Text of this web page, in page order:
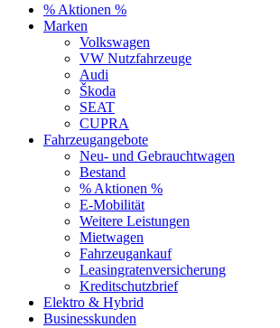
% Aktionen %
Marken
Volkswagen
VW Nutzfahrzeuge
Audi
Škoda
SEAT
CUPRA
Fahrzeugangebote
Neu- und Gebrauchtwagen
Bestand
% Aktionen %
E-Mobilität
Weitere Leistungen
Mietwagen
Fahrzeugankauf
Leasingratenversicherung
Kreditschutzbrief
Elektro & Hybrid
Businesskunden